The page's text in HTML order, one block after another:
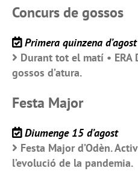
Concurs de gossos
Primera quinzena d’agost
Durant tot el matí • ERA
gossos d’atura.
Festa Major
Diumenge 15 d’agost
Festa Major d’Odèn.
l’evolució de la pandemia.